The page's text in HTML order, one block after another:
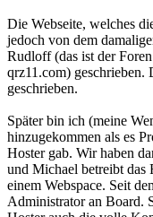
Die Webseite, welches
jedoch von dem
Rudloff (das ist der
qrz11.com) geschrieben.
geschrieben.
Später bin ich (meine
hinzugekommen als es
Hoster gab. Wir haben
und Michael betreibt das
einem Webspace. Seit
Administrator an Board.